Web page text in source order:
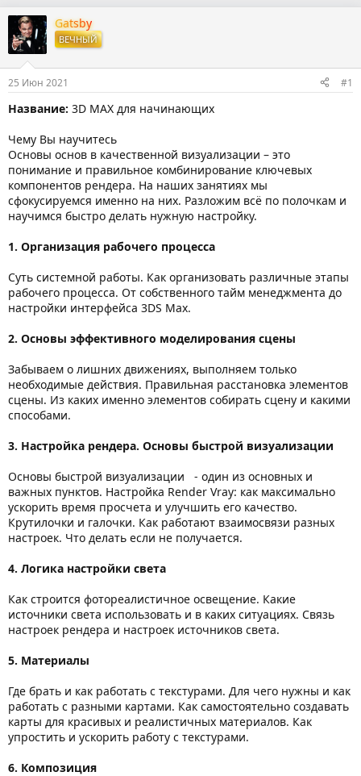
т
о
р
т
е
м
ы
т
а
н
а
л
Gatsby
ВЕЧНЫЙ
25 Июн 2021 #1
Название: 3D MAX для начинающих
Чему Вы научитесь
Основы основ в качественной визуализации – это
понимание и правильное комбинирование ключевых
компонентов рендера. На наших занятиях мы
сфокусируемся именно на них. Разложим всё по полочкам и
научимся быстро делать нужную настройку.
1. Организация рабочего процесса
Суть системной работы. Как организовать различные этапы
рабочего процесса. От собственного тайм менеджмента до
настройки интерфейса 3DS Max.
2. Основы эффективного моделирования сцены
Забываем о лишних движениях, выполняем только
необходимые действия. Правильная расстановка элементов
сцены. Из каких именно элементов собирать сцену и какими
способами.
3. Настройка рендера. Основы быстрой визуализации
Основы быстрой визуализации - один из основных и
важных пунктов. Настройка Render Vray: как максимально
ускорить время просчета и улучшить его качество.
Крутилочки и галочки. Как работают взаимосвязи разных
настроек. Что делать если не получается.
4. Логика настройки света
Как строится фотореалистичное освещение. Какие
источники света использовать и в каких ситуациях. Связь
настроек рендера и настроек источников света.
5. Материалы
Где брать и как работать с текстурами. Для чего нужны и как
работать с разными картами. Как самостоятельно создавать
карты для красивых и реалистичных материалов. Как
упростить и ускорить работу с текстурами.
6. Композиция